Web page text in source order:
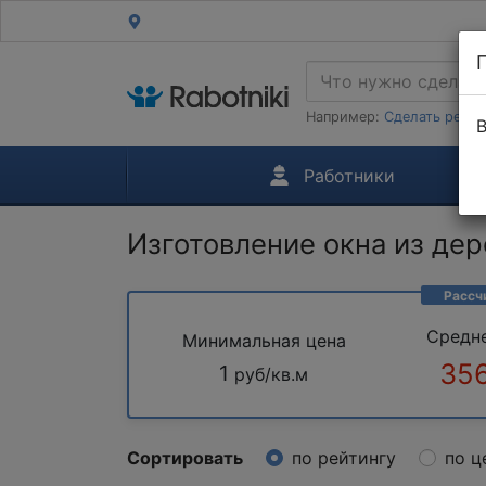
Например: Сделать
Работники
Изготовление окна из
Минимальная цена
1 руб/кв.м
Сортировать по рейтингу по